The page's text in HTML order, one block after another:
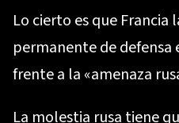
Lo cierto es que Francia
permanente de defensa
frente a la «amenaza
La molestia rusa tiene